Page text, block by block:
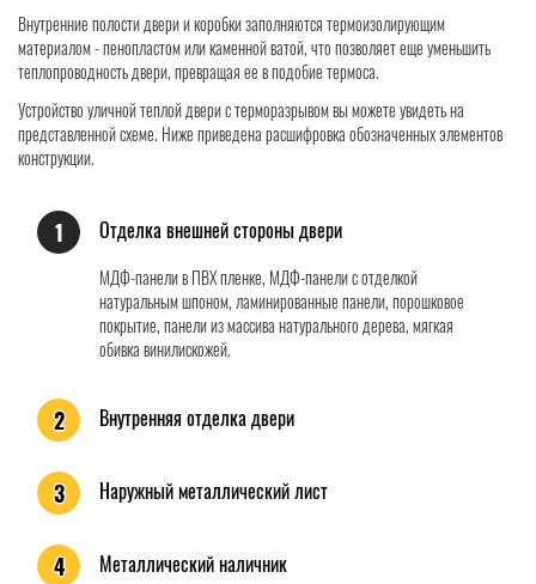
Внутренние полости двери и коробки заполняются термоизолирующим
материалом - пенопластом или каменной ватой, что позволяет еще уменьшить
теплопроводность двери, превращая ее в подобие термоса.
Устройство уличной теплой двери с терморазрывом вы можете увидеть на
представленной схеме. Ниже приведена расшифровка обозначенных элементов
конструкции.
1 Отделка внешней стороны двери
МДФ-панели в ПВХ пленке, МДФ-панели с отделкой
натуральным шпоном, ламинированные панели, порошковое
покрытие, панели из массива натурального дерева, мягкая
обивка винилискожей.
2 Внутренняя отделка двери
3 Наружный металлический лист
4 Металлический наличник